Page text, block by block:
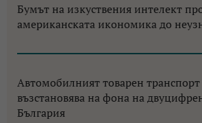
Бумът на изкуствения интелект
американската икономика до
Автомобилният товарен транспорт
възстановява на фона на
България